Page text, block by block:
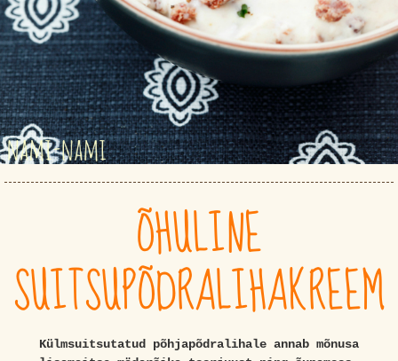
ÕHULINE
SUITSUPÕDRALIHAKREEM
Külmsuitsutatud põhjapõdralihale annab mõnusa